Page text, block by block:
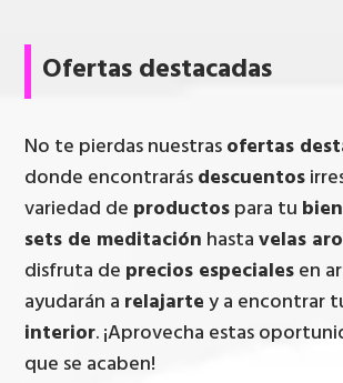
Ofertas destacadas
No te pierdas nuestrasofertas
donde encontrarásdescuentos
variedad de productospara tu
sets de meditación hastavelas
disfruta de precios especialesen
ayudarán a relajartey a encontrar
interior. ¡Aprovecha estas
que se acaben!